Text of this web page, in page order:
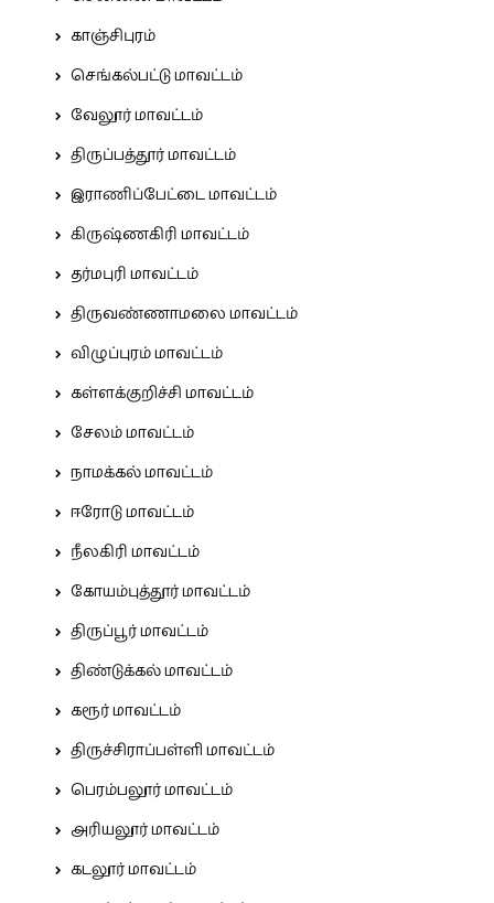
காஞ்சிபுரம்
செங்கல்பட்டு மாவட்டம்
வேலூர் மாவட்டம்
திருப்பத்தூர் மாவட்டம்
இராணிப்பேட்டை மாவட்டம்
கிருஷ்ணகிரி மாவட்டம்
தர்மபுரி மாவட்டம்
திருவண்ணாமலை மாவட்டம்
விழுப்புரம் மாவட்டம்
கள்ளக்குறிச்சி மாவட்டம்
சேலம் மாவட்டம்
நாமக்கல் மாவட்டம்
ஈரோடு மாவட்டம்
நீலகிரி மாவட்டம்
கோயம்புத்தூர் மாவட்டம்
திருப்பூர் மாவட்டம்
திண்டுக்கல் மாவட்டம்
கரூர் மாவட்டம்
திருச்சிராப்பள்ளி மாவட்டம்
பெரம்பலூர் மாவட்டம்
அரியலூர் மாவட்டம்
கடலூர் மாவட்டம்